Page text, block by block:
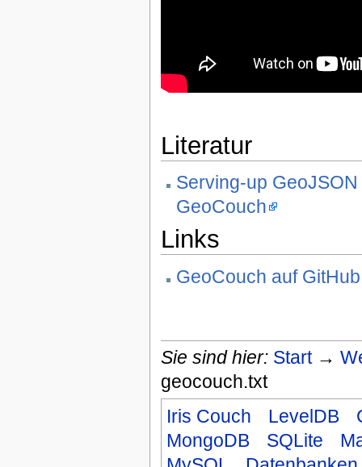
Literatur
Serving-up
GeoCouch
Links
GeoCouch auf GitHub
Sie sind hier: Start→
geocouch.txt
Iris Couch
LevelDB
MongoDB
SQLite